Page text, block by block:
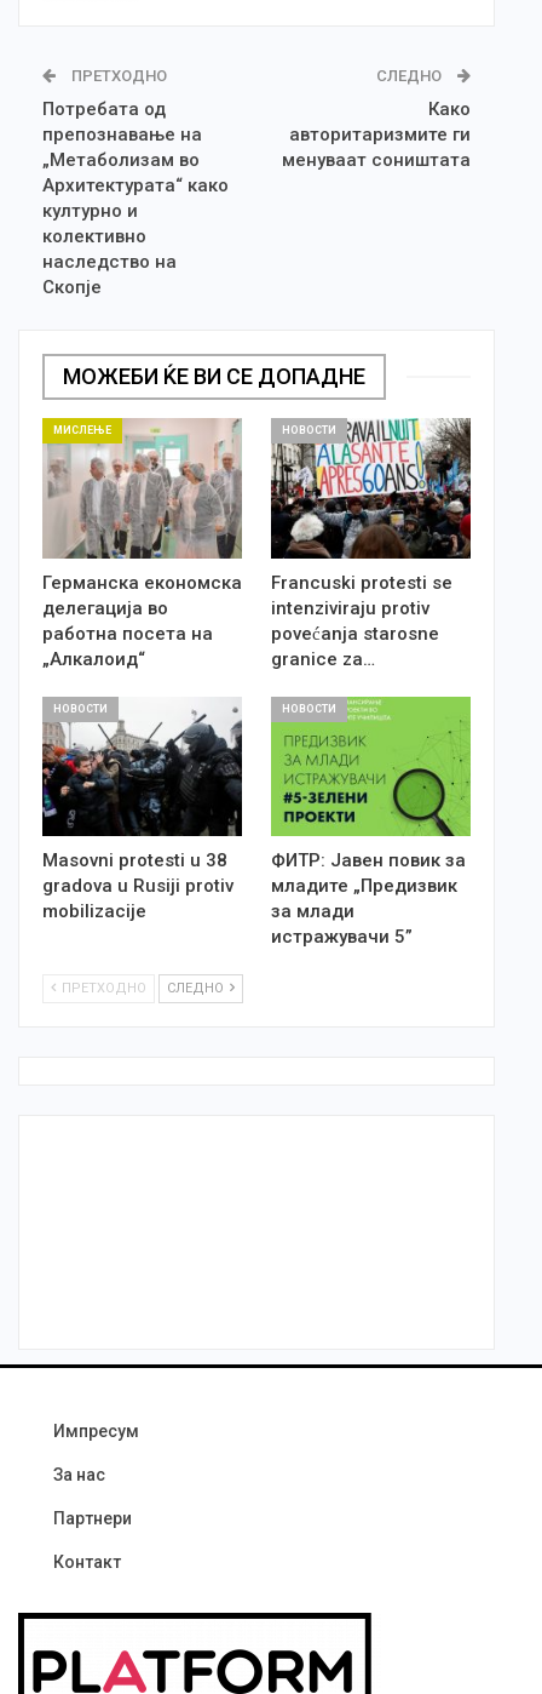
ПРЕТХОДНО
Потребата од
препознавање на
„Метаболизам во
Архитектурата“ како
културно и
колективно
наследство на
Скопје
СЛЕДНО
Како
авторитаризмите ги
менуваат соништата
МОЖЕБИ ЌЕ ВИ СЕ ДОПАДНЕ
МИСЛЕЊЕ
Германска економска
делегација во
работна посета на
„Aлкалоид“
НОВОСТИ
Francuski protesti se
intenziviraju protiv
povećanja starosne
granice za…
НОВОСТИ
Masovni protesti u 38
gradova u Rusiji protiv
mobilizacije
НОВОСТИ
ФИТР: Јавен повик за
младите „Предизвик
за млади
истражувачи 5”
ПРЕТХОДНО СЛЕДНО
Импресум
За нас
Партнери
Контакт